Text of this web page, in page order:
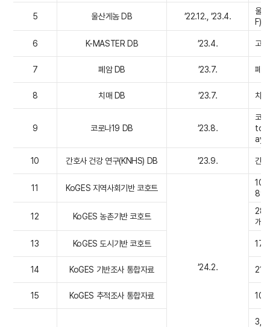
5 울산게놈 DB ’22.12., ’23.4.
울
F)
6 K-MASTER DB ’23.4. 고
7 폐암 DB ’23.7. 폐
8 치매 DB ’23.7. 치
9 코로나19 DB ’23.8.
코
ay)
10 간호사 건강 연구(KNHS) DB ’23.9. 간
11 KoGES 지역사회기반 코호트
’24.2.
89
12 KoGES 농촌기반 코호트
개)
13 KoGES 도시기반 코호트
14 KoGES 기반조사 통합자료
15 KoGES 추적조사 통합자료